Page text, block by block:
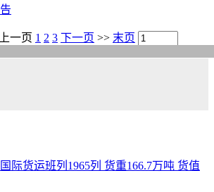
上一页 1 2 3 下一页 >> 末页
际货运班列1965列 货重166.7万吨 货值